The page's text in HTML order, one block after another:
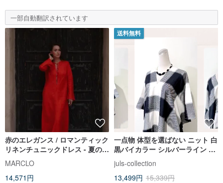
一部自動翻訳されています
赤のエレガンス / ロマンティック
リネンチュニックドレス - 夏のギ
フトに最適
MARCLO
14,571円
送料無料
一点物 体型を選ばない ニット 白
黒バイカラー シルバーライン チ
ェッカーボード柄 ワイド カーデ
ィガン風 ロング丈 四角いトップ
ス
juls-collection
13,499円 15,339円